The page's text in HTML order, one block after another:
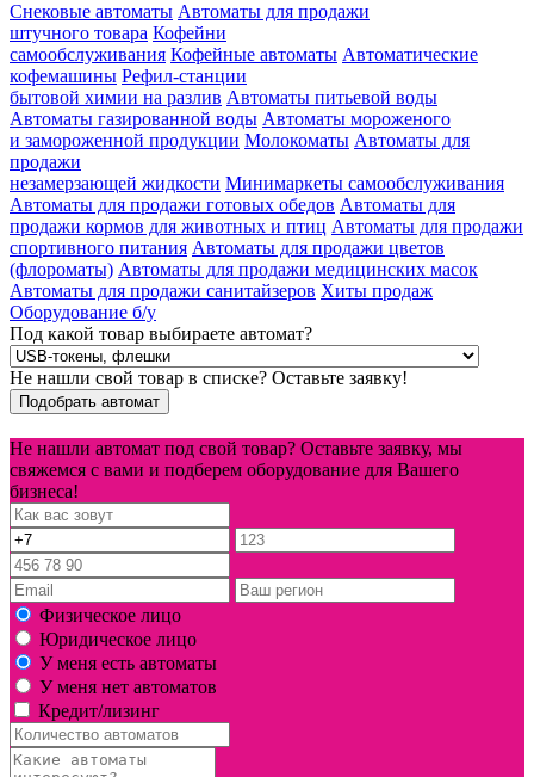
Снековые автоматы Автоматы для продажи
штучного товара Кофейни
самообслуживания Кофейные автоматы Автоматические
кофемашины Рефил-станции
бытовой химии на разлив Автоматы питьевой воды
Автоматы газированной воды Автоматы мороженого
и замороженной продукции Молокоматы Автоматы для
продажи
незамерзающей жидкости Минимаркеты самообслуживания
Автоматы для продажи готовых обедов Автоматы для
продажи кормов для животных и птиц Автоматы для продажи
спортивного питания Автоматы для продажи цветов
(флороматы) Автоматы для продажи медицинских масок
Автоматы для продажи санитайзеров Хиты продаж
Оборудование б/у
Под какой товар выбираете автомат?
Не нашли свой товар в списке? Оставьте заявку!
Подобрать автомат
Не нашли автомат под свой товар? Оставьте заявку, мы
свяжемся с вами и подберем оборудование для Вашего
бизнеса!
Физическое лицо
Юридическое лицо
У меня есть автоматы
У меня нет автоматов
Кредит/лизинг